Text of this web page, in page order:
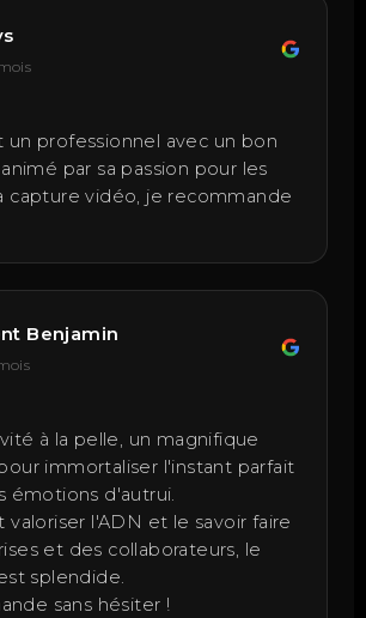
un professionnel avec un bon
par sa passion pour les
capture vidéo, je recommande
Benjamin
à la pelle, un magnifique
immortaliser l'instant parfait
émotions d'autrui.
valoriser l'ADN et le savoir faire
et des collaborateurs, le
splendide.
sans hésiter !